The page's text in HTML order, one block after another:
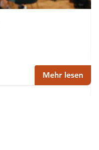
Mehr lesen